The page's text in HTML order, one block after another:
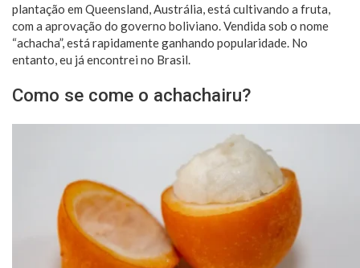
plantação em Queensland, Austrália, está cultivando a fruta,
com a aprovação do governo boliviano. Vendida sob o nome
“achacha”, está rapidamente ganhando popularidade. No
entanto, eu já encontrei no Brasil.
Como se come o achachairu?